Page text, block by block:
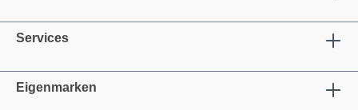
Services
Eigenmarken